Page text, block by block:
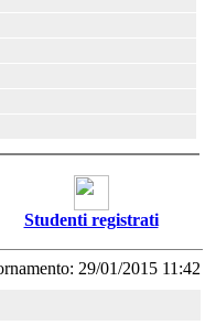
Studenti registrati
29/01/2015 11:42